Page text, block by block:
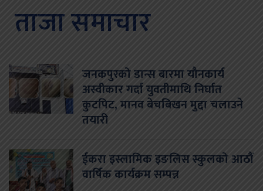
ताजा समाचार
जनकपुरको डान्स बारमा यौनकार्य
अस्वीकार गर्दा युवतीमाथि निर्घात
कुटपिट, मानव बेचबिखन मुद्दा चलाउने
तयारी
ईकरा इस्लामिक इङलिस स्कुलको आठौं
वार्षिक कार्यक्रम सम्पन्न